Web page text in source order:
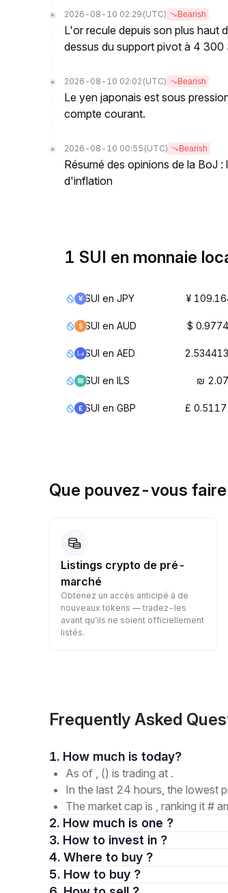
2026-08-10 02:29 (UTC) Bearish
L'or recule depuis son plus haut
dessus du support pivot à 4 300
2026-08-10 02:02 (UTC) Bearish
Le yen japonais est sous
compte courant.
2026-08-10 00:55 (UTC) Bearish
Résumé des opinions de la BoJ
d'inflation
1 SUI en monnaie
SUI en JPY ¥
SUI en AUD $
SUI en AED
SUI en ILS ₪
SUI en GBP £
Que pouvez-vous
Listings crypto de pré-
marché
Obtenez un accès anticipé à de
nouveaux tokens — tradez-les
avant qu’ils ne soient officiellement
listés.
Frequently Asked
1. How much is today?
As of , () is trading at .
In the last 24 hours, the lowest
The market cap is , ranking it #
2. How much is one ?
3. How to invest in ?
4. Where to buy ?
5. How to buy ?